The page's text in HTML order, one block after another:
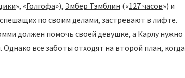
», «Голгофа»), Эмбер Тэмблин («127 часов») и
по своим делами, застревают в лифте.
должен помочь своей девушке, а Карлу нужно
все заботы отходят на второй план, когда